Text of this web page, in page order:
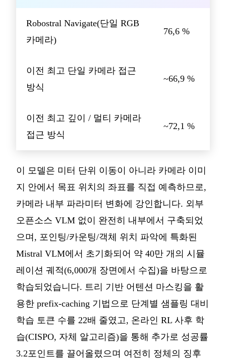
Robostral Navigate(단일 RGB
카메라)
76,6 %
이전 최고 단일 카메라 접근
방식
~66,9 %
이전 최고 깊이 / 멀티 카메라
접근 방식
~72,1 %
이 모델은 미터 단위 이동이 아니라 카메라 이미
지 안에서 목표 위치의 좌표를 직접 예측하므로,
카메라 내부 파라미터 변화에 강인합니다. 외부
오픈소스 VLM 없이 완전히 내부에서 구축되었
으며, 포인팅/카운팅/객체 위치 파악에 특화된
Mistral VLM에서 초기화되어 약 40만 개의 시뮬
레이션 궤적(6,000개 장면에서 수집)을 바탕으로
학습되었습니다. 트리 기반 어텐션 마스킹을 활
용한 prefix-caching 기법으로 단계별 샘플링 대비
학습 토큰 수를 22배 줄였고, 온라인 RL 사후 학
습(CISPO, 자체 알고리즘)을 통해 추가로 성공률
3.2포인트를 끌어올렸으며 여전히 정체의 징후